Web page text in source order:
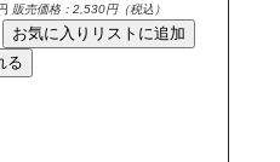
販売価格：2,530円（税込）
お気に入りリストに追加
る